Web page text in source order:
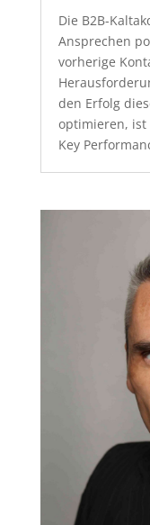
Die B2B-
Ansprechen
vorherige
den Erfolg
optimieren, ist
Key